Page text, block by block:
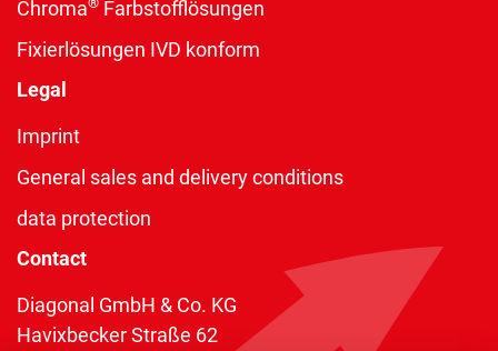
Chroma
Farbstofflösungen
Fixierlösungen IVD konform
Legal
Imprint
General sales and delivery conditions
data protection
Contact
Diagonal GmbH & Co. KG
Havixbecker Straße 62